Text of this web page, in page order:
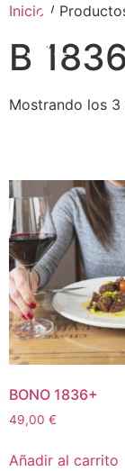
Inicio /
B 1836
Mostrando los 3
BONO 1836+
49,00 €
Añadir al carrito